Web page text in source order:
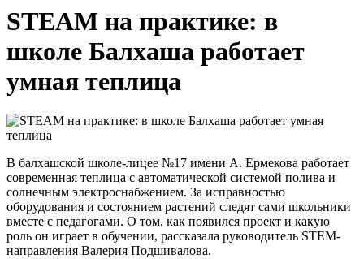
STEAM на практике: в
школе Балхаша работает
умная теплица
В балхашской школе-лицее №17 имени А. Ермекова работает
современная теплица с автоматической системой полива и
солнечным электроснабжением. За исправностью
оборудования и состоянием растений следят сами школьники
вместе с педагогами. О том, как появился проект и какую
роль он играет в обучении, рассказала руководитель STEM-
направления Валерия Подшивалова.